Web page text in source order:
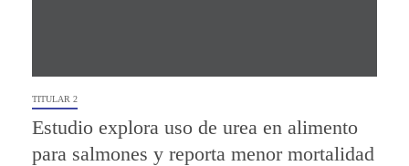
TITULAR 2
Estudio explora uso de urea en alimento
para salmones y reporta menor mortalidad